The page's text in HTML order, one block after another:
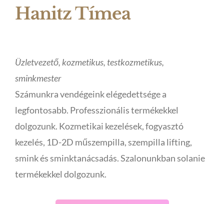
Hanitz Tímea
Üzletvezető, kozmetikus, testkozmetikus,
sminkmester
Számunkra vendégeink elégedettsége a
legfontosabb. Professzionális termékekkel
dolgozunk. Kozmetikai kezelések, fogyasztó
kezelés, 1D-2D műszempilla, szempilla lifting,
smink és sminktanácsadás. Szalonunkban solanie
termékekkel dolgozunk.